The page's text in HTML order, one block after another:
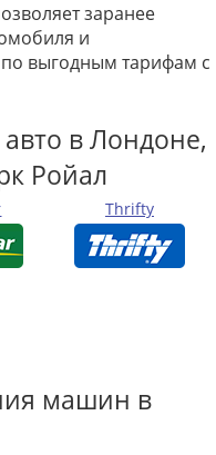
заранее
и
выгодным тарифам с
в Лондоне,
Ройал
Thrifty
машин в